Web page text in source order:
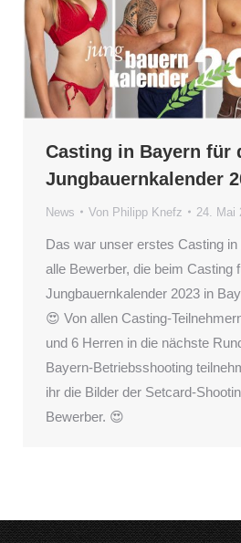
Casting in Bayern für
Jungbauernkalender
News Von Philipp Knefz 24. Mai
Das war unser erstes Casting
alle Bewerber, die beim Casting
Jungbauernkalender 2023 in
😍 Von allen Casting-
und 6 Herren in die nächste
Bayern-Betriebsshooting
ihr die Bilder der Setcard-
Bewerber. 😍